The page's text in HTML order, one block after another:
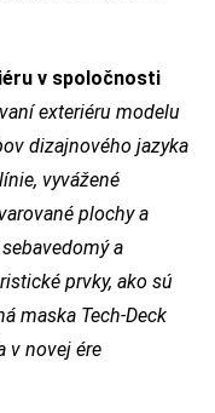
v spoločnosti
exteriéru modelu
dizajnového jazyka
vyvážené
plochy a
a
prvky, ako sú
maska Tech-Deck
v novej ére